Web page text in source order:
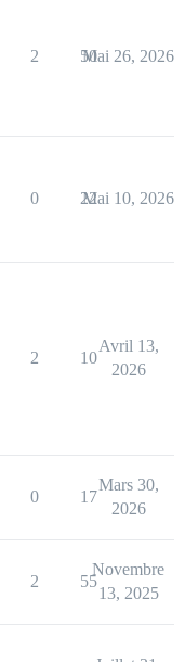
2 50
Mai 26, 2026
0 22
Mai 10, 2026
2 10
Avril 13,
2026
0 17
Mars 30,
2026
2 55
Novembre
13, 2025